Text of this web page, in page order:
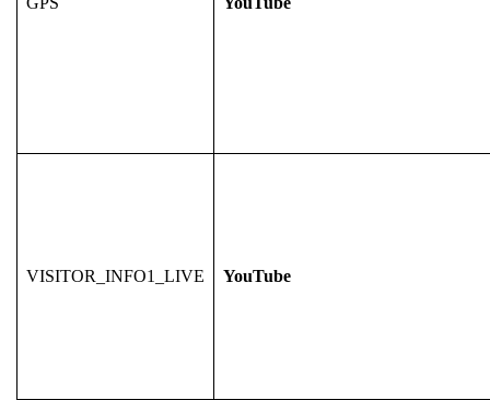
VISITOR_INFO1_LIVE YouTube